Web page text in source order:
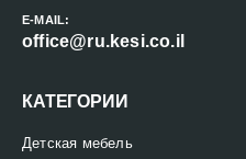
E-MAIL:
office@ru.kesi.co.il
КАТЕГОРИИ
Детская мебель